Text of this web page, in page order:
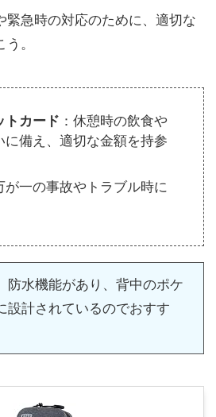
緊急時の対応のために、適切な
。
トカード ：休憩時の飲食や
に備え、適切な金額を持参
が一の事故やトラブル時に
防水機能があり、背中のポケ
設計されているのでおすす